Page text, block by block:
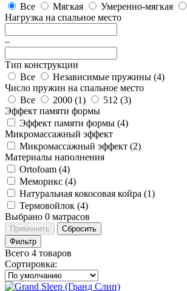
Все
Мягкая Умеренно-мягкая
Нагрузка на спальное место
–
Тип конструкции
Все
Независимые пружины (4)
Число пружин на спальное место
Все
2000 (1) 512 (3)
Эффект памяти формы
Эффект памяти формы (4)
Микромассажный эффект
Микромассажный эффект (2)
Материалы наполнения
Ortofoam (4)
Меморикс (4)
Натуральная кокосовая койра (1)
Термовойлок (4)
Выбрано 0 матрасов
Применить
Сбросить
Фильтр
Всего 4 товаров
Сортировка: